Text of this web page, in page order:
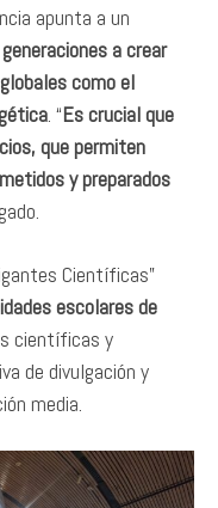
apunta a un
a crear
como el
. “Es crucial que
que permiten
y preparados
Científicas”
escolares de
científicas y
de divulgación y
media.